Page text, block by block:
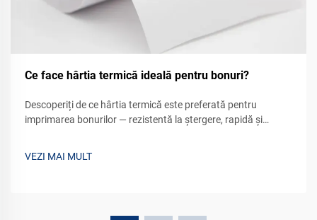
Ce face hârtia termică ideală pentru bonuri?
Descoperiți de ce hârtia termică este preferată pentru
imprimarea bonurilor — rezistentă la ștergere, rapidă și
VEZI MAI MULT